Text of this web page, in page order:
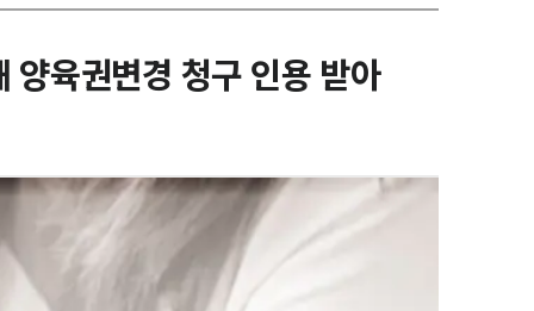
육권변경 청구 인용 받아